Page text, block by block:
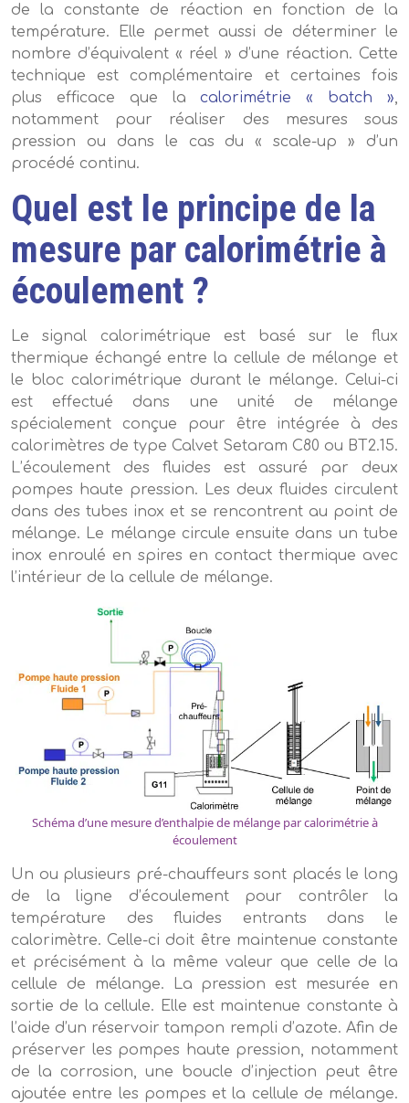
de la constante de réaction en fonction de la
température. Elle permet aussi de déterminer le
nombre d’équivalent « réel » d’une réaction. Cette
technique est complémentaire et certaines fois
plus efficace que lacalorimétrie « batch »,
notamment pour réaliser des mesures sous
pression ou dans le cas du « scale-up » d’un
procédé continu.
Quel est le principe de la
mesure par calorimétrie à
écoulement ?
Le signal calorimétrique est basé sur le flux
thermique échangé entre la cellule de mélange et
le bloc calorimétrique durant le mélange. Celui-ci
est effectué dans une unité de mélange
spécialement conçue pour être intégrée à des
calorimètres de type Calvet Setaram C80 ou BT2.15.
L’écoulement des fluides est assuré par deux
pompes haute pression. Les deux fluides circulent
dans des tubes inox et se rencontrent au point de
mélange. Le mélange circule ensuite dans un tube
inox enroulé en spires en contact thermique avec
l’intérieur de la cellule de mélange.
Schéma d’une mesure d’enthalpie de mélange par calorimétrie à
écoulement
Un ou plusieurs pré-chauffeurs sont placés le long
de la ligne d’écoulement pour contrôler la
température des fluides entrants dans le
calorimètre. Celle-ci doit être maintenue constante
et précisément à la même valeur que celle de la
cellule de mélange. La pression est mesurée en
sortie de la cellule. Elle est maintenue constante à
l’aide d’un réservoir tampon rempli d’azote. Afin de
préserver les pompes haute pression, notamment
de la corrosion, une boucle d’injection peut être
ajoutée entre les pompes et la cellule de mélange.